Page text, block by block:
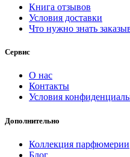
Книга отзывов
Условия доставки
Что нужно знать
Сервис
О нас
Контакты
Условия
Дополнительно
Коллекция парфюмерии
Блог